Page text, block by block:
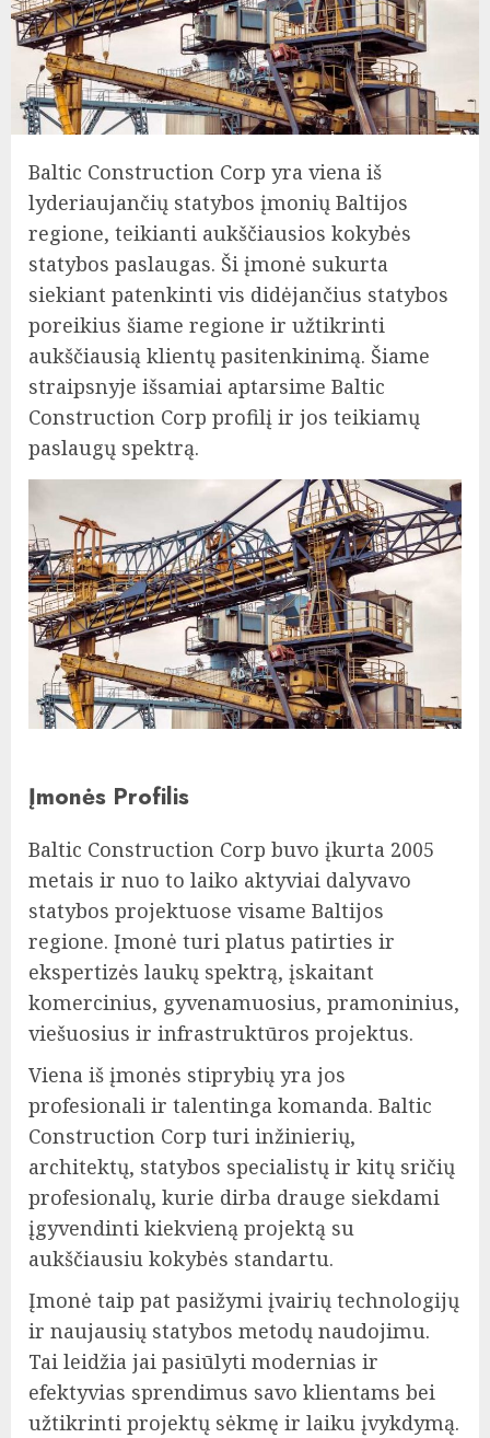
Baltic Construction Corp yra viena iš
lyderiaujančių statybos įmonių Baltijos
regione, teikianti aukščiausios kokybės
statybos paslaugas. Ši įmonė sukurta
siekiant patenkinti vis didėjančius statybos
poreikius šiame regione ir užtikrinti
aukščiausią klientų pasitenkinimą. Šiame
straipsnyje išsamiai aptarsime Baltic
Construction Corp profilį ir jos teikiamų
paslaugų spektrą.
Įmonės Profilis
Baltic Construction Corp buvo įkurta 2005
metais ir nuo to laiko aktyviai dalyvavo
statybos projektuose visame Baltijos
regione. Įmonė turi platus patirties ir
ekspertizės laukų spektrą, įskaitant
komercinius, gyvenamuosius, pramoninius,
viešuosius ir infrastruktūros projektus.
Viena iš įmonės stiprybių yra jos
profesionali ir talentinga komanda. Baltic
Construction Corp turi inžinierių,
architektų, statybos specialistų ir kitų sričių
profesionalų, kurie dirba drauge siekdami
įgyvendinti kiekvieną projektą su
aukščiausiu kokybės standartu.
Įmonė taip pat pasižymi įvairių technologijų
ir naujausių statybos metodų naudojimu.
Tai leidžia jai pasiūlyti modernias ir
efektyvias sprendimus savo klientams bei
užtikrinti projektų sėkmę ir laiku įvykdymą.